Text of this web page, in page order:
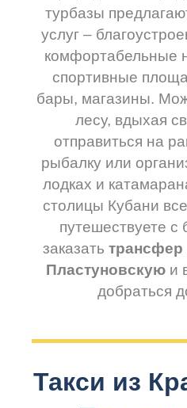
турбазы
услуг –
комфортабельные
спортивные
бары, магазины.
лесу, вдыхая
отправиться на
рыбалку или
лодках и
столицы Кубани
путешествуете
заказать трансфер
Пластуновскую и
добраться
Такси из